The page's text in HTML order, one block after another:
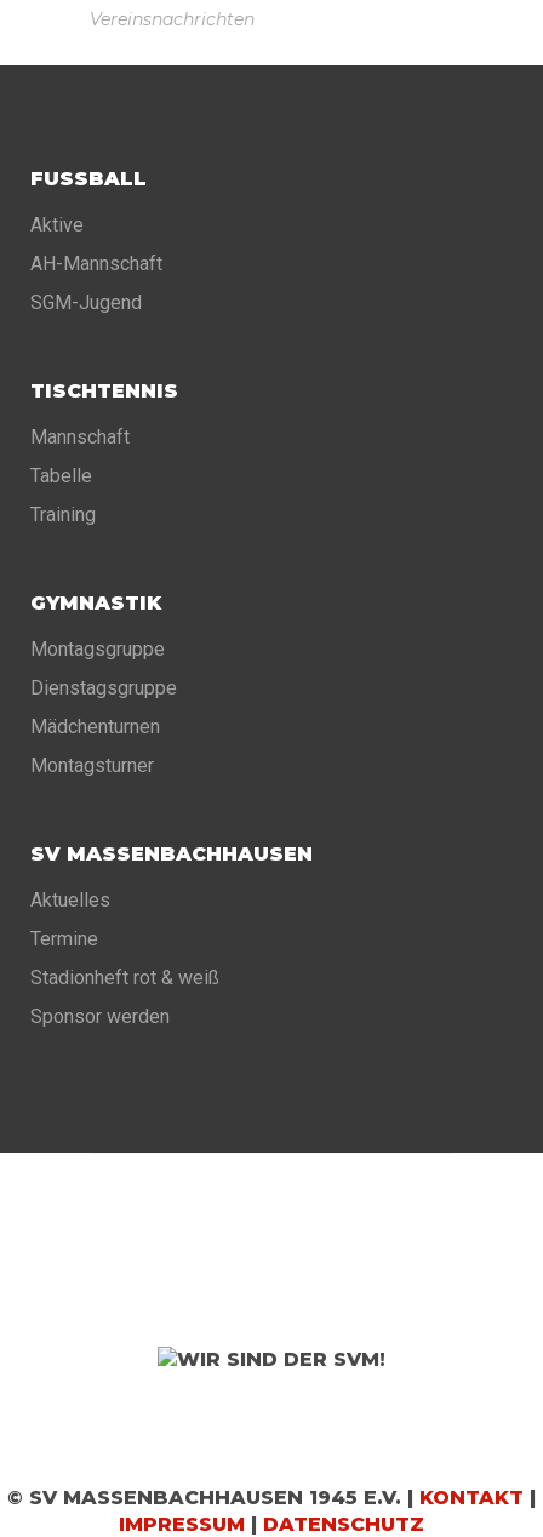
Vereinsnachrichten
FUSSBALL
Aktive
AH-Mannschaft
SGM-Jugend
TISCHTENNIS
Mannschaft
Tabelle
Training
GYMNASTIK
Montagsgruppe
Dienstagsgruppe
Mädchenturnen
Montagsturner
SV MASSENBACHHAUSEN
Aktuelles
Termine
Stadionheft rot & weiß
Sponsor werden
© SV MASSENBACHHAUSEN 1945 E.V. | KONTAKT |
IMPRESSUM | DATENSCHUTZ